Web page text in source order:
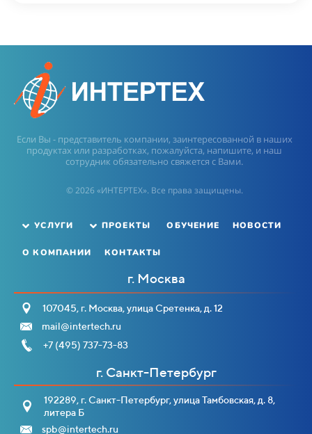
Если Вы - представитель компании, заинтересованной в наших
продуктах или разработках, пожалуйста, напишите, и наш
сотрудник обязательно свяжется с Вами.
© 2026 «ИНТЕРТЕХ». Все права защищены.
УСЛУГИ ПРОЕКТЫ ОБУЧЕНИЕ НОВОСТИ
О КОМПАНИИ КОНТАКТЫ
г. Москва
107045, г. Москва, улица Сретенка, д. 12
mail@intertech.ru
+7 (495) 737-73-83
г. Санкт-Петербург
192289, г. Санкт-Петербург, улица Тамбовская, д. 8,
литера Б
spb@intertech.ru